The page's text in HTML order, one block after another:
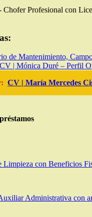
Profesional con
de Mantenimiento,
CV | Mónica Duré – Perfil
CV | María Mercedes
con Beneficios
Administrativa con